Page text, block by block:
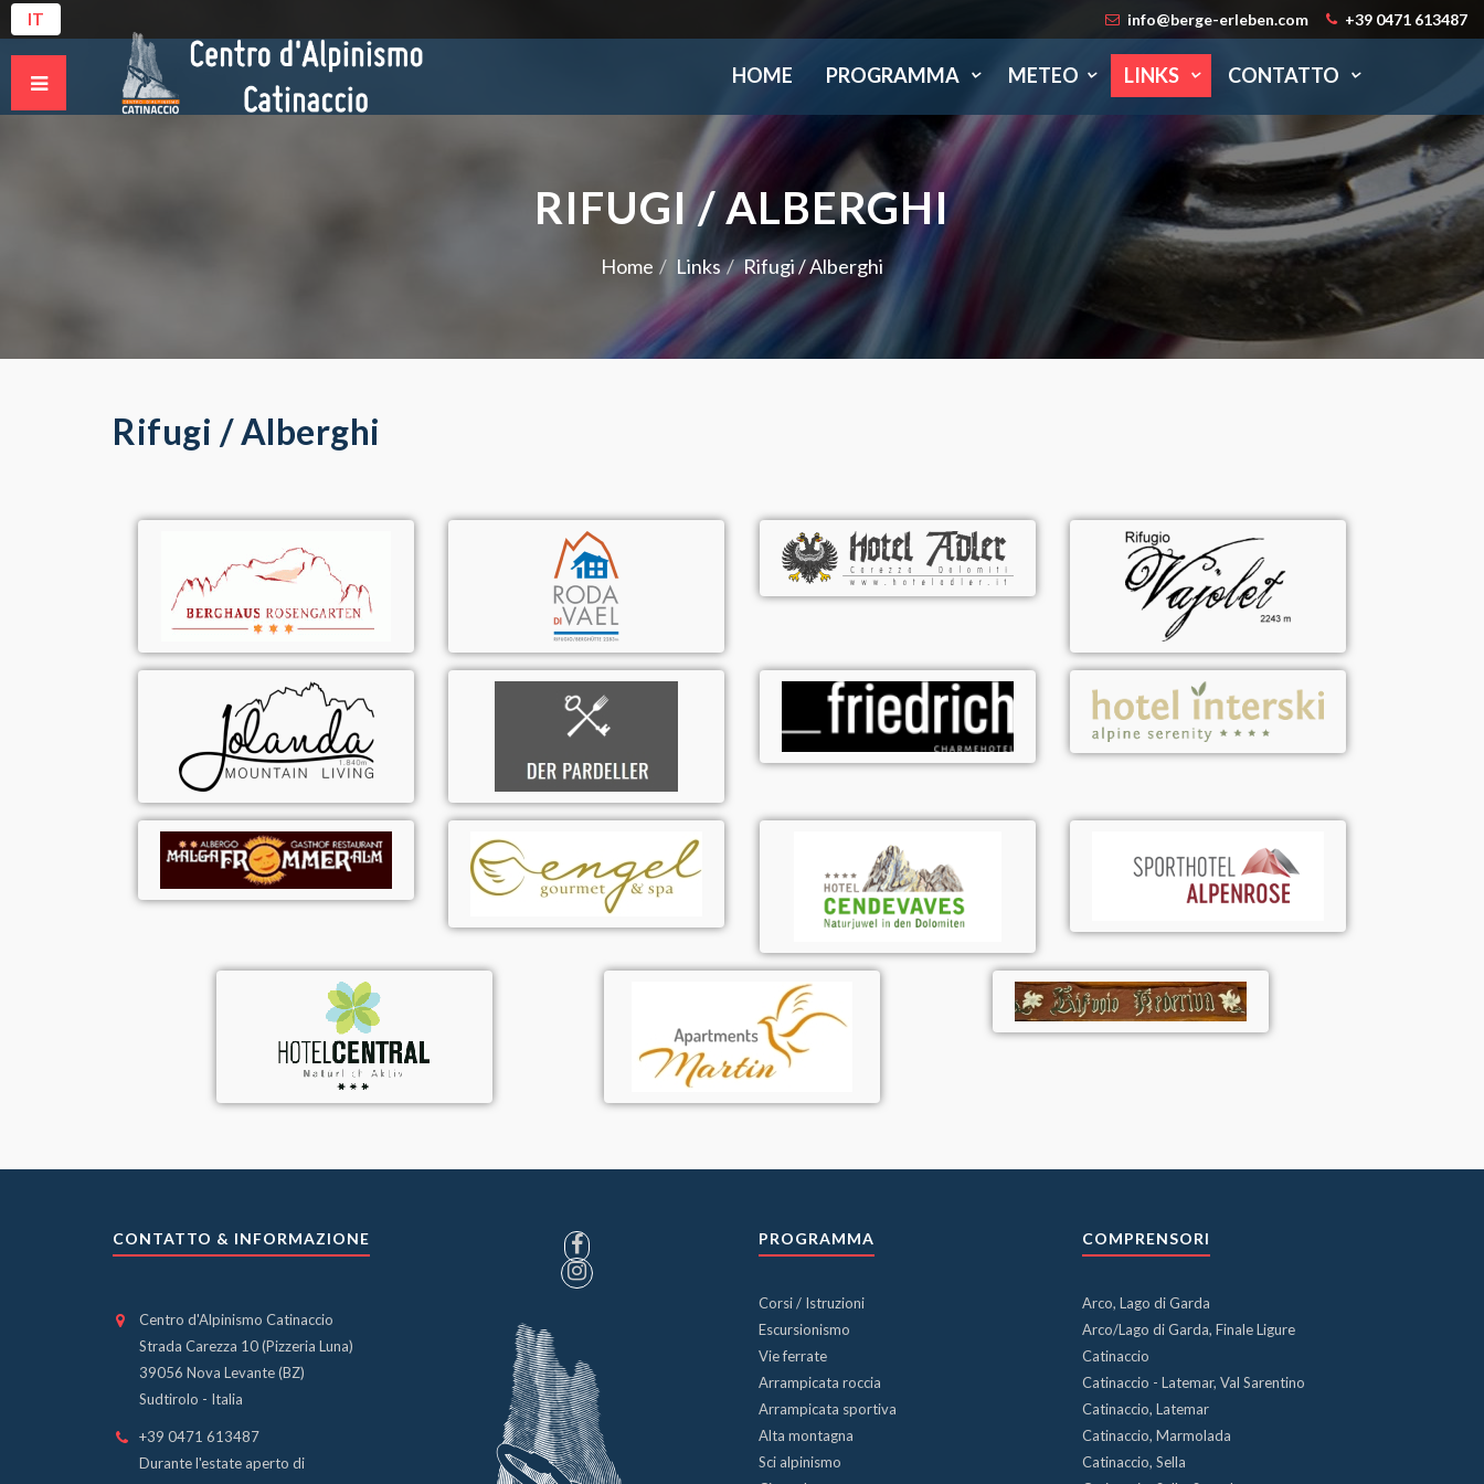
IT info@berge-erleben.com +39 0471 613487
HOME PROGRAMMA METEO LINKS CONTATTO
RIFUGI / ALBERGHI
Home Links Rifugi / Alberghi
Rifugi / Alberghi
CONTATTO & INFORMAZIONE
Centro d'Alpinismo Catinaccio
Strada Carezza 10 (Pizzeria Luna)
39056 Nova Levante (BZ)
Sudtirolo - Italia
+39 0471 613487
Durante l'estate aperto di
PROGRAMMA
Corsi / Istruzioni
Escursionismo
Vie ferrate
Arrampicata roccia
Arrampicata sportiva
Alta montagna
Sci alpinismo
COMPRENSORI
Arco, Lago di Garda
Arco/Lago di Garda, Finale Ligure
Catinaccio
Catinaccio - Latemar, Val Sarentino
Catinaccio, Latemar
Catinaccio, Marmolada
Catinaccio, Sella